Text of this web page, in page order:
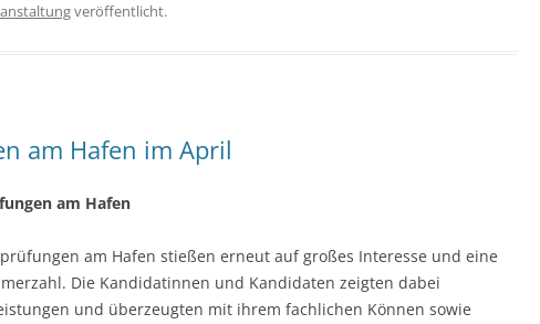
veröffentlicht.
am Hafen im April
am Hafen
am Hafen stießen erneut auf großes Interesse und eine
Die Kandidatinnen und Kandidaten zeigten dabei
und überzeugten mit ihrem fachlichen Können sowie